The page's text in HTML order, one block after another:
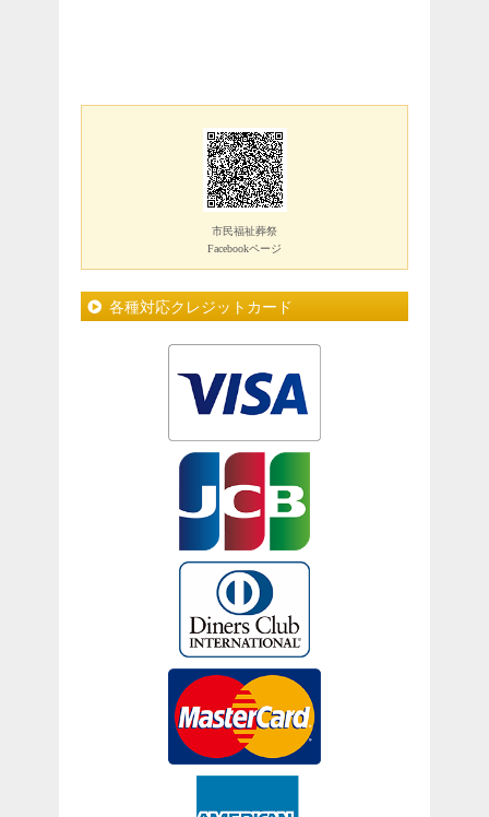
市民福祉葬祭
Facebookページ
各種対応クレジットカード